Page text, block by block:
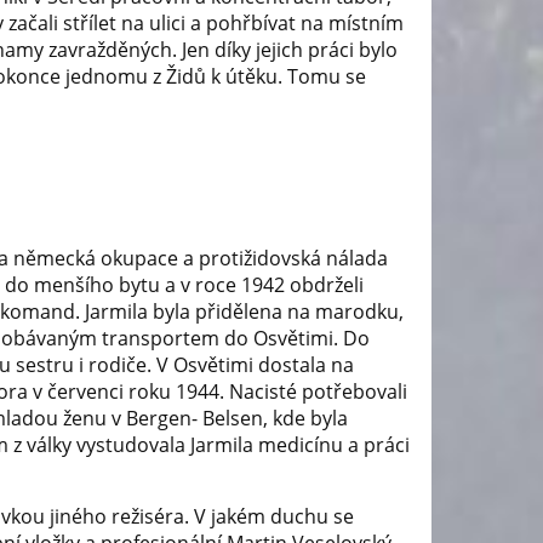
střílet na ulici a pohřbívat na místním
zavražděných. Jen díky jejich práci bylo
jednomu z Židů k útěku. Tomu se
německá okupace a protižidovská nálada
menšího bytu a v roce 1942 obdrželi
Jarmila byla přidělena na marodku,
transportem do Osvětimi. Do
sestru i rodiče. V Osvětimi dostala na
v červenci roku 1944. Nacisté potřebovali
ženu v Bergen- Belsen, kde byla
války vystudovala Jarmila medicínu a práci
jiného režiséra. V jakém duchu se